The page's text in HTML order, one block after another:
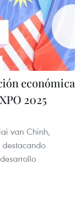
económica
2025
van Chinh,
destacando